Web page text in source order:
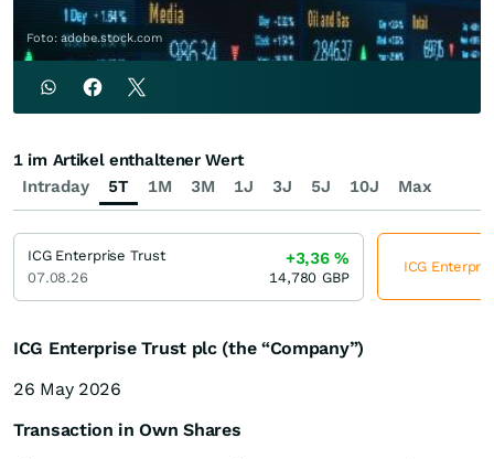
Foto: adobe.stock.com
ICG Enterprise Trust plc (the “Company”)
26 May 2026
Transaction in Own Shares
Intraday 5T 1M 3M 1J 3J 5J 10J Max
1 im Artikel enthaltener Wert
ICG Enterprise Trust
07.08.26
+3,36%
14,780 GBP
ICG